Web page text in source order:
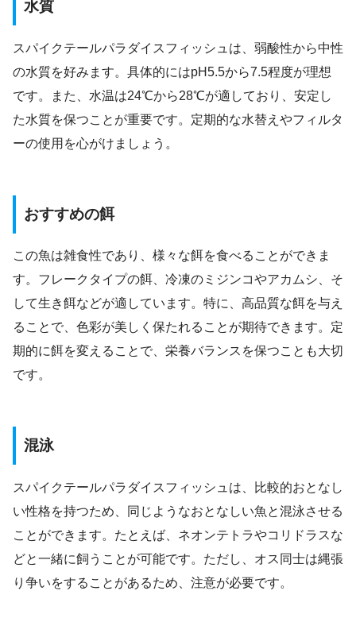
水質
スパイクテールパラダイスフィッシュは、弱酸性から中性
の水質を好みます。具体的にはpH5.5から7.5程度が理想
です。また、水温は24℃から28℃が適しており、安定し
た水質を保つことが重要です。定期的な水替えやフィルタ
ーの使用を心がけましょう。
おすすめの餌
この魚は雑食性であり、様々な餌を食べることができま
す。フレークタイプの餌、冷凍のミジンコやアカムシ、そ
して生き餌などが適しています。特に、高品質な餌を与え
ることで、色彩が美しく保たれることが期待できます。定
期的に餌を変えることで、栄養バランスを保つことも大切
です。
混泳
スパイクテールパラダイスフィッシュは、比較的おとなし
い性格を持つため、同じようなおとなしい魚と混泳させる
ことができます。たとえば、ネオンテトラやコリドラスな
どと一緒に飼うことが可能です。ただし、オス同士は縄張
り争いをすることがあるため、注意が必要です。